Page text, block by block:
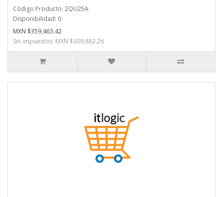
Código Producto: 2QU25A
Disponibilidad: 0
MXN $359,463.42
Sin impuestos: MXN $309,882.26